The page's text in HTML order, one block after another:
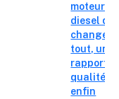
moteur
diesel qui
change
tout, un
rapport
qualité-
enfin